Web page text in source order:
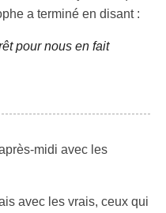
a terminé en disant :
pour nous en fait
midi avec les
avec les vrais, ceux qui